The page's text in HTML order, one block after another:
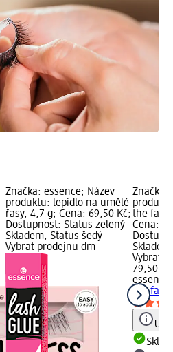
Značka: essence; Název
produktu: lepidlo na umělé
řasy, 4,7 g; Cena: 69,50 Kč;
Dostupnost: Status zelený
Skladem, Status šedý
Vybrat prodejnu dm
Značka:
the
Cena:
Vybrat
79,50 Kč
essence
the